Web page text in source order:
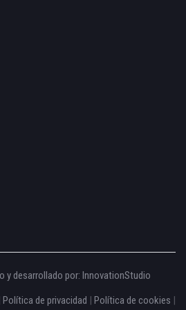
y desarrollado por: InnovationStudio
Política de privacidad | Política de cookies |